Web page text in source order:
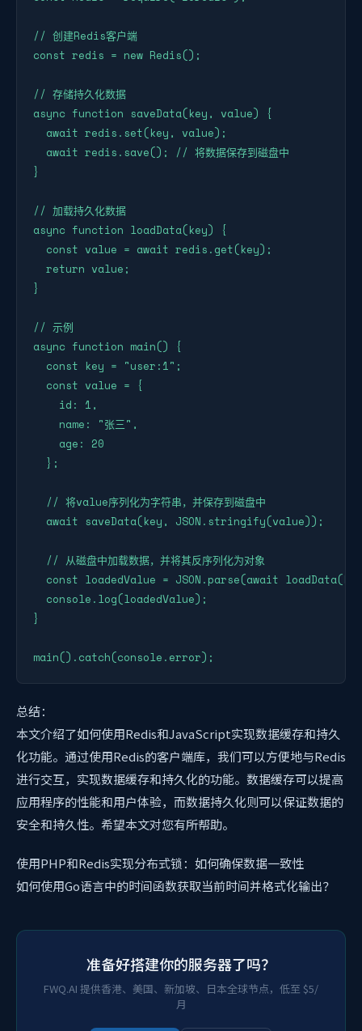
// 创建Redis客户端
const redis = new Redis();
// 存储持久化数据
async function saveData(key, value) {
  await redis.set(key, value);
  await redis.save(); // 将数据保存到磁盘中
}
// 加载持久化数据
async function loadData(key) {
  const value = await redis.get(key);
  return value;
}
// 示例
async function main() {
  const key = "user:1";
  const value = {
    id: 1,
    name: "张三",
    age: 20
  };
  // 将value序列化为字符串，并保存到磁盘中
  await saveData(key, JSON.stringify(value));
  // 从磁盘中加载数据，并将其反序列化为对象
const loadedValue = JSON.parse(await
  console.log(loadedValue);
}
main().catch(console.error);
总结：
本文介绍了如何使用Redis和JavaScript实现数据缓存和持久
化功能。通过使用Redis的客户端库，我们可以方便地与Redis
进行交互，实现数据缓存和持久化的功能。数据缓存可以提高
应用程序的性能和用户体验，而数据持久化则可以保证数据的
安全和持久性。希望本文对您有所帮助。
使用PHP和Redis实现分布式锁：如何确保数据一致性
如何使用Go语言中的时间函数获取当前时间并格式化输出？
准备好搭建你的服务器了吗？
FWQ.AI 提供香港、美国、新加坡、日本全球节点，低至 $5/
月